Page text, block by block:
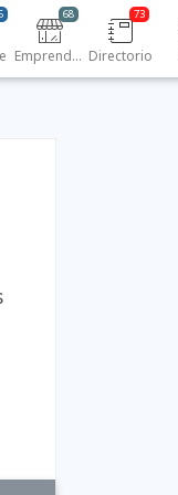
Emprendedores
68
Directorio
73